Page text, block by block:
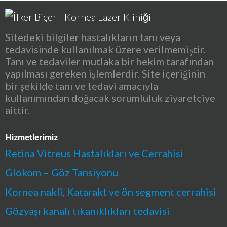
Sitedeki bilgiler hastalıkların tanı veya
tedavisinde kullanılmak üzere verilmemiştir.
Tanı ve tedaviler mutlaka bir hekim tarafından
yapılması gereken işlemlerdir. Site içeriğinin
bir şekilde tanı ve tedavi amacıyla
kullanımından doğacak sorumluluk ziyaretçiye
aittir.
Hizmetlerimiz
Retina Vitreus Hastalıkları ve Cerrahisi
Glokom – Göz Tansiyonu
Kornea nakli, Katarakt ve ön segment cerrahisi
Gözyaşı kanalı tıkanıklıkları tedavisi